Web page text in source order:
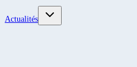
Actualités